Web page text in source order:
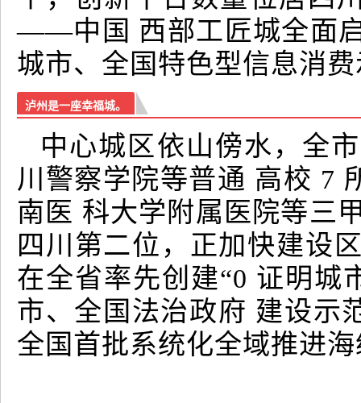
——中国 西部工匠城全面
城市、全国特色型信息消
泸州是一座幸福城。
中心城区依山傍水，全
川警察学院等普通 高校 7
南医 科大学附属医院等三
四川第二位，正加快建设
在全省率先创建“0 证明城
市、全国法治政府 建设示
全国首批系统化全域推进